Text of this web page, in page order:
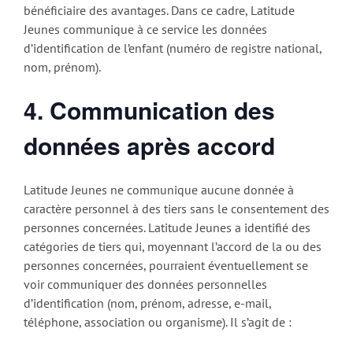
bénéficiaire des avantages. Dans ce cadre, Latitude
Jeunes communique à ce service les données
d’identification de l’enfant (numéro de registre national,
nom, prénom).
4. Communication des
données après accord
Latitude Jeunes ne communique aucune donnée à
caractère personnel à des tiers sans le consentement des
personnes concernées. Latitude Jeunes a identifié des
catégories de tiers qui, moyennant l’accord de la ou des
personnes concernées, pourraient éventuellement se
voir communiquer des données personnelles
d’identification (nom, prénom, adresse, e-mail,
téléphone, association ou organisme). Il s’agit de :